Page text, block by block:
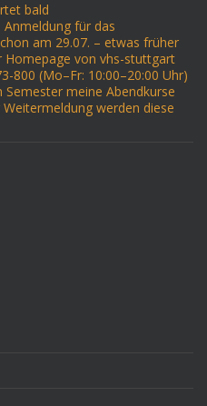
bald
für das
am 29.07. – etwas früher
Homepage von vhs-stuttgart
800 (Mo–Fr: 10:00–20:00 Uhr)
Semester meine Abendkurse
werden diese